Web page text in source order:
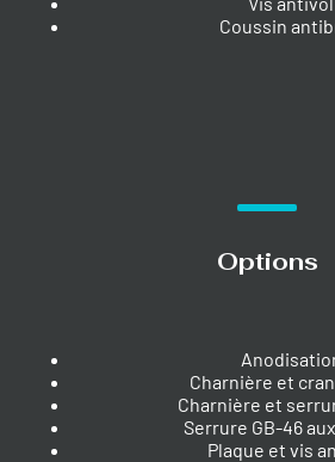
Coussin
Options
Charnière et cran
Charnière et
Serrure GB-46
Plaque et vis